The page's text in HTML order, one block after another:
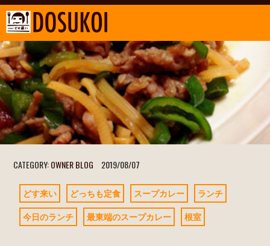
CATEGORY:OWNER BLOG 2019/08/07
どす来い どっちも定食 スープカレー
ランチ
今日のランチ
最東端のスープカレー 根室